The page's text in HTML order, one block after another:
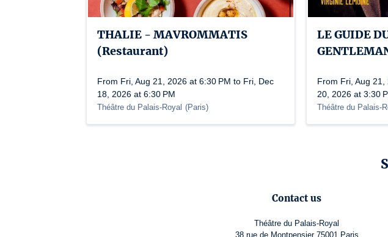
THALIE - MAVROMMATIS
(Restaurant)
From Fri, Aug 21, 2026 at 6:30 PM to Fri, Dec
18, 2026 at 6:30 PM
Théâtre du Palais-Royal (Paris)
LE GUIDE
From Fri, Aug
20, 2026 at 3:30
Théâtre du Palais-
Contact us
Théâtre du Palais-Royal
38 rue de Montpensier 75001 Paris